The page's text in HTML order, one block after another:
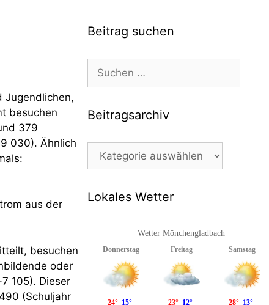
Jugendlichen,
besuchen
379
030). Ähnlich
aus der
besuchen
oder
105). Dieser
(Schuljahr
Beitrag suchen
Suchen
nach:
Beitragsarchiv
Beitragsarchiv
Lokales Wetter
Wetter Mönchengladbach